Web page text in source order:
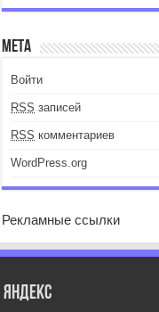
Мета
Войти
RSS записей
RSS комментариев
WordPress.org
Рекламные ссылки
Яндекс